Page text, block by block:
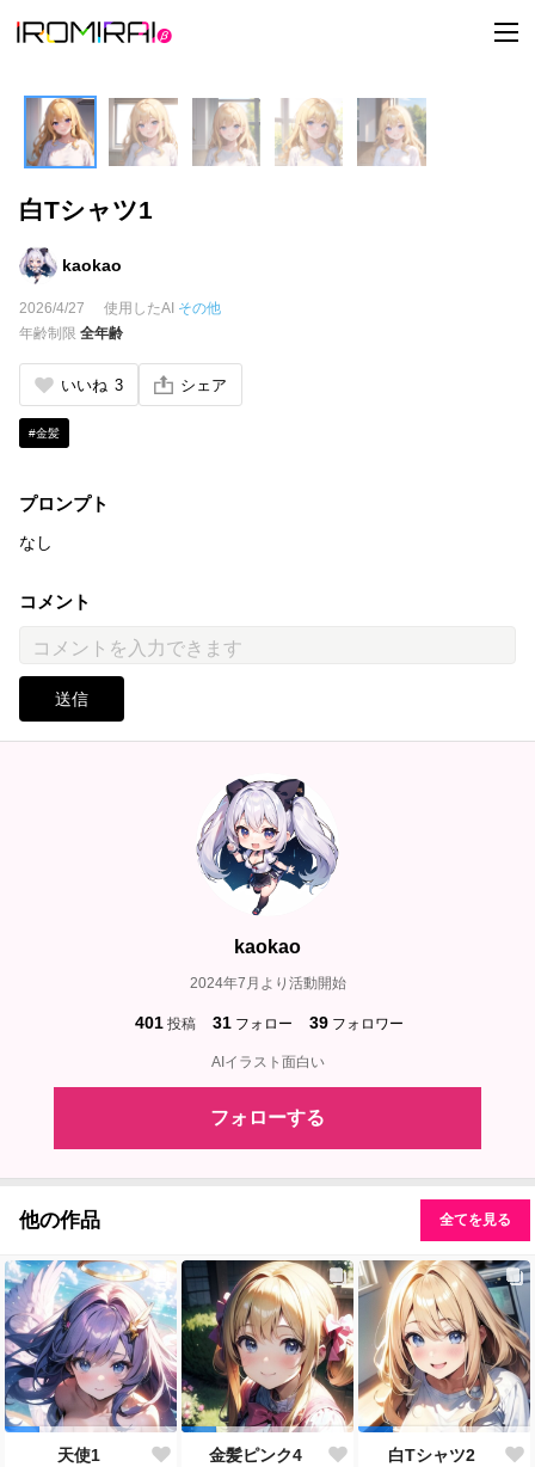
t
o
白Tシャツ1
kaokao
2026/4/27 使用したAI その他
年齢制限 全年齢
いいね 3 シェア
#金髪
プロンプト
なし
コメント
送信
kaokao
2024年7月より活動開始
401 投稿 31 フォロー 39 フォロワー
AIイラスト面白い
フォローする
他の作品 全てを見る
天使1 金髪ピンク4 白Tシャツ2